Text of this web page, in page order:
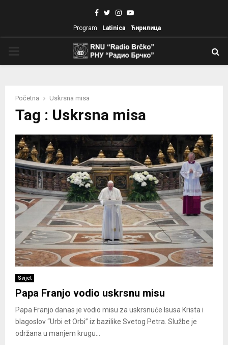
Facebook
TwitterInstagram
Youtube
Program Latinica Ћирилица
Početna Uskrsna misa
Tag : Uskrsna misa
Svijet
Papa Franjo vodio uskrsnu misu
Papa Franjo danas je vodio misu za uskrsnuće Isusa Krista i
blagoslov “Urbi et Orbi” iz bazilike Svetog Petra. Službe je
održana u manjem krugu...